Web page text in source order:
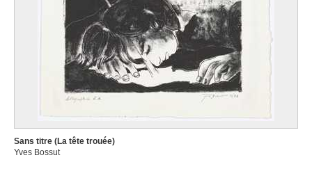
Sans titre (La tête trouée)
Yves Bossut